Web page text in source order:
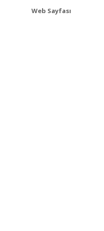
Web Sayfası